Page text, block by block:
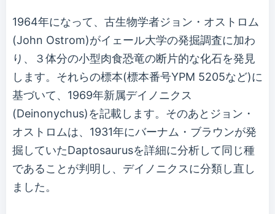
1964年になって、古生物学者ジョン・オストロム
(John Ostrom)がイェール大学の発掘調査に加わ
り、３体分の小型肉食恐竜の断片的な化石を発見
します。それらの標本(標本番号YPM 5205など)に
基づいて、1969年新属デイノニクス
(Deinonychus)を記載します。そのあとジョン・
オストロムは、1931年にバーナム・ブラウンが発
掘していたDaptosaurusを詳細に分析して同じ種
であることが判明し、デイノニクスに分類し直し
ました。